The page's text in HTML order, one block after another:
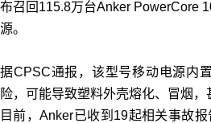
布召回115.8万台Anker PowerCore
源。
据CPSC通报，该型号移动电源内
险，可能导致塑料外壳熔化、冒烟，
目前，Anker已收到19起相关事故